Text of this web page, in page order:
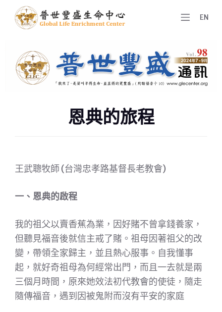
跳
至
內
EN
恩典的旅程
王武聰牧師 (台灣忠孝路基督長老教會)
一、恩典的啟程
我的祖父以賣香蕉為業，因好賭不曾拿錢養家，
但聽見福音後就信主戒了賭。祖母因著祖父的改
變，帶領全家歸主，並且熱心服事。自我懂事
起，就好奇祖母為何經常出門，而且一去就是兩
三個月時間，原來她效法初代教會的使徒，隨走
隨傳福音，遇到因被鬼附而沒有平安的家庭